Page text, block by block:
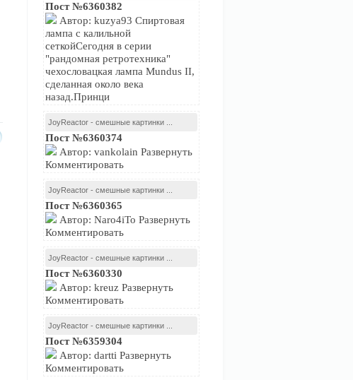
Пост №6360382
Автор: kuzya93 Спиртовая
лампа с калильной
сеткойСегодня в серии
"рандомная ретротехника"
чехословацкая лампа Mundus II,
сделанная около века
назад.Принци
JoyReactor - смешные картинки ...
Пост №6360374
Автор: vankolain Развернуть
Комментировать
JoyReactor - смешные картинки ...
Пост №6360365
Автор: Naro4iTo Развернуть
Комментировать
JoyReactor - смешные картинки ...
Пост №6360330
Автор: kreuz Развернуть
Комментировать
JoyReactor - смешные картинки ...
Пост №6359304
Автор: dartti Развернуть
Комментировать